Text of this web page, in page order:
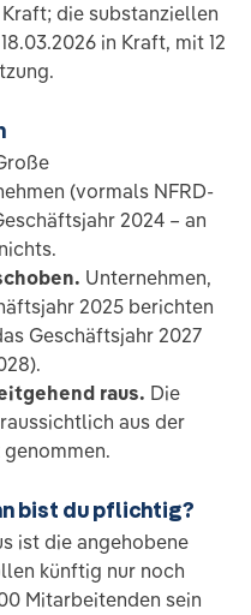
die substanziellen
in Kraft, mit 12
(vormals NFRD-
2024 – an
Unternehmen,
2025 berichten
Geschäftsjahr 2027
raus. Die
aus der
bist du pflichtig?
ist die angehobene
künftig nur noch
Mitarbeitenden sein